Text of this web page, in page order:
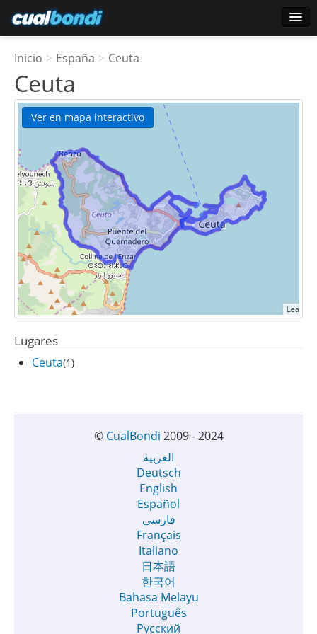
Usuarios estrella
Encuesta
Inicio > España > Ceuta
Ceuta
Ver en mapa interactivo
Lugares
Ceuta(1)
© CualBondi 2009 - 2024
العربية
Deutsch
English
Español
فارسی
Français
Italiano
日本語
한국어
Bahasa Melayu
Português
Русский